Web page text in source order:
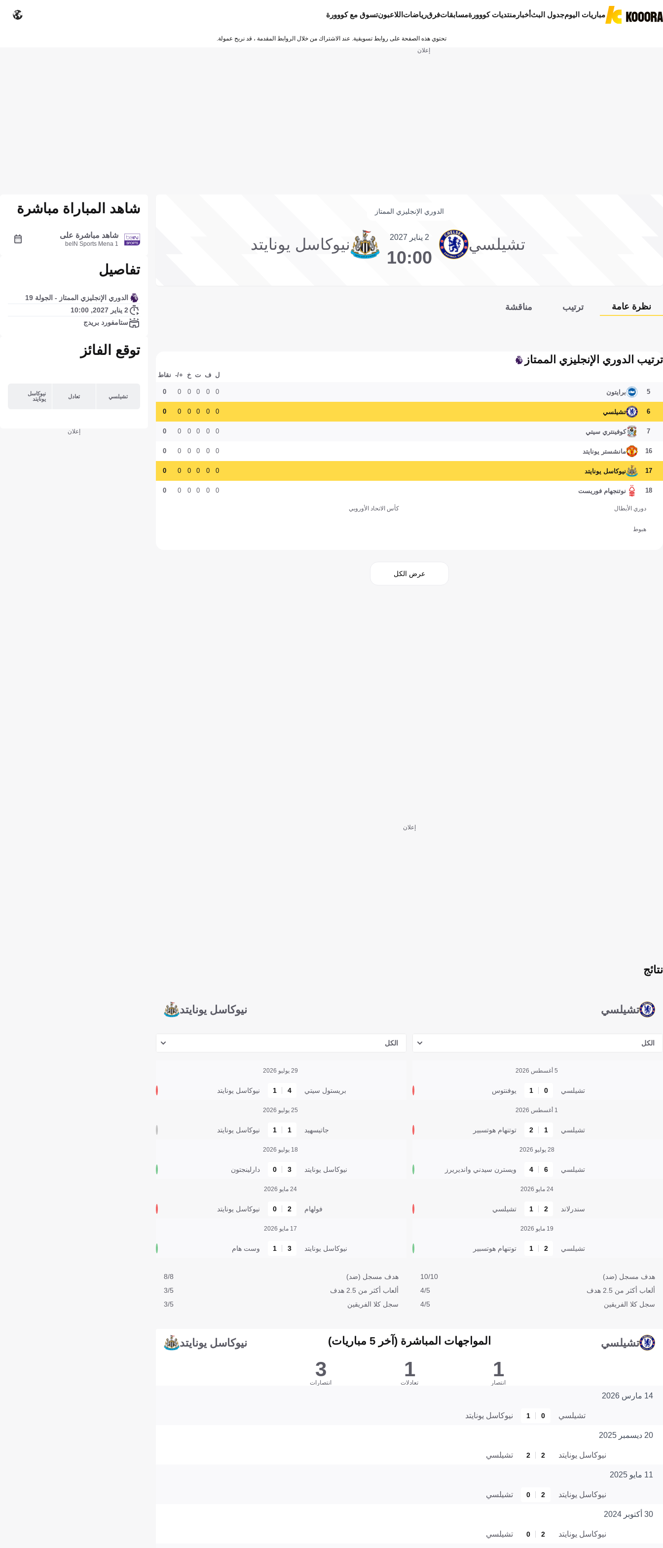
مباريات اليومجدول البثأخبار منتديات كووورةمسابقاتفرقرياضات اللاعبونتسوق مع كووورة
تحتوي هذه الصفحة على روابط تسويقية. عند الاشتراك من خلال الروابط المقدمة ، قد نربح عمولة.
إعلان
الدوري الإنجليزي الممتاز
تشيلسي 2 يناير 2027
10:00
نيوكاسل يونايتد
نظرة عامة ترتيب مناقشة
ترتيب الدوري الإنجليزي الممتاز
ل ف ت خ +/- نقاط
5 برايتون 0
0
0
0
0
0
6 تشيلسي 0
0
0
0
0
0
7 كوفينتري سيتي 0
0
0
0
0
0
16 مانشستر يونايتد 0
0
0
0
0
0
17 نيوكاسل يونايتد 0
0
0
0
0
0
18 نوتنجهام فوريست 0
0
0
0
0
0
دوري الأبطال كأس الاتحاد الأوروبي
هبوط
عرض الكل
إعلان
تشيلسي
نتائج
نيوكاسل يونايتد
الكل
5 أغسطس 2026
تشيلسي 0
1 يوفنتوس
1 أغسطس 2026
تشيلسي 1
2 توتنهام هوتسبير
28 يوليو 2026
تشيلسي 6
4 ويسترن سيدني وانديريرز
24 مايو 2026
سندرلاند 2
1 تشيلسي
19 مايو 2026
تشيلسي 2
1 توتنهام هوتسبير
هدف مسجل (ضد)
10/10
ألعاب أكثر من 2.5 هدف
4/5
سجل كلا الفريقين
4/5
الكل
29 يوليو 2026
بريستول سيتي 4
1 نيوكاسل يونايتد
25 يوليو 2026
جاتيسهيد 1
1 نيوكاسل يونايتد
18 يوليو 2026
نيوكاسل يونايتد 3
0 دارلينجتون
24 مايو 2026
فولهام 2
0 نيوكاسل يونايتد
17 مايو 2026
نيوكاسل يونايتد 3
1 وست هام
هدف مسجل (ضد)
8/8
ألعاب أكثر من 2.5 هدف
3/5
سجل كلا الفريقين
3/5
تشيلسي المواجهات المباشرة (آخر 5 مباريات) نيوكاسل يونايتد
1
انتصار
1
تعادلات
3
انتصارات
14 مارس 2026
تشيلسي 0
1 نيوكاسل يونايتد
20 ديسمبر 2025
نيوكاسل يونايتد 2
2 تشيلسي
11 مايو 2025
نيوكاسل يونايتد 2
0 تشيلسي
30 أكتوبر 2024
نيوكاسل يونايتد 2
0 تشيلسي
شاهد المباراة مباشرة
شاهد مباشرة على
beIN Sports Mena 1
تفاصيل
الدوري الإنجليزي الممتاز - الجولة 19
2 يناير 2027, 10:00
ستامفورد بريدج
توقع الفائز
تشيلسي تعادل
نيوكاسل
يونايتد
إعلان